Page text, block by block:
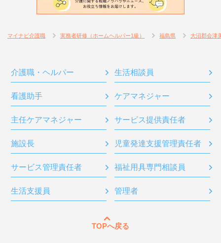
マイナビ介護職 実務者研修（ホームヘルパー1級） 福島県 大沼郡会津
介護職・ヘルパー 生活相談員
看護助手 ケアマネジャー
主任ケアマネジャー サービス提供責任者
施設長 児童発達支援管理責任者
サービス管理責任者 福祉用具専門相談員
生活支援員 管理者
TOPへ戻る